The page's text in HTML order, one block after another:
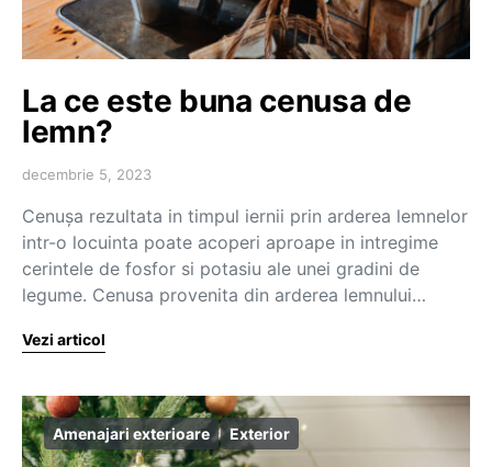
La ce este buna cenusa de
lemn?
decembrie 5, 2023
Cenuşa rezultata in timpul iernii prin arderea lemnelor
intr-o locuinta poate acoperi aproape in intregime
cerintele de fosfor si potasiu ale unei gradini de
legume. Cenusa provenita din arderea lemnului…
Vezi articol
Amenajari exterioare Exterior